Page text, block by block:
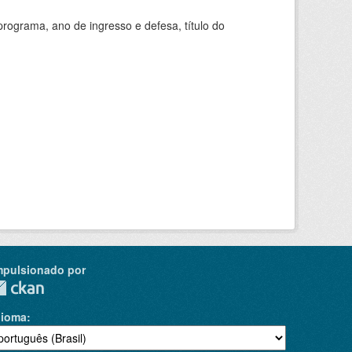
ano de ingresso e defesa, título do
por